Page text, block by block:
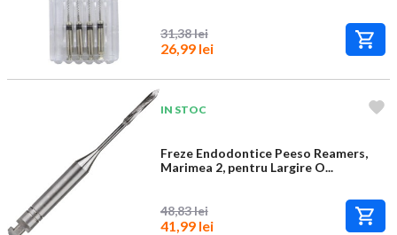
31,38 lei
26,99 lei
IN STOC
Freze Endodontice Peeso Reamers,
Marimea 2, pentru Largire O...
48,83 lei
41,99 lei